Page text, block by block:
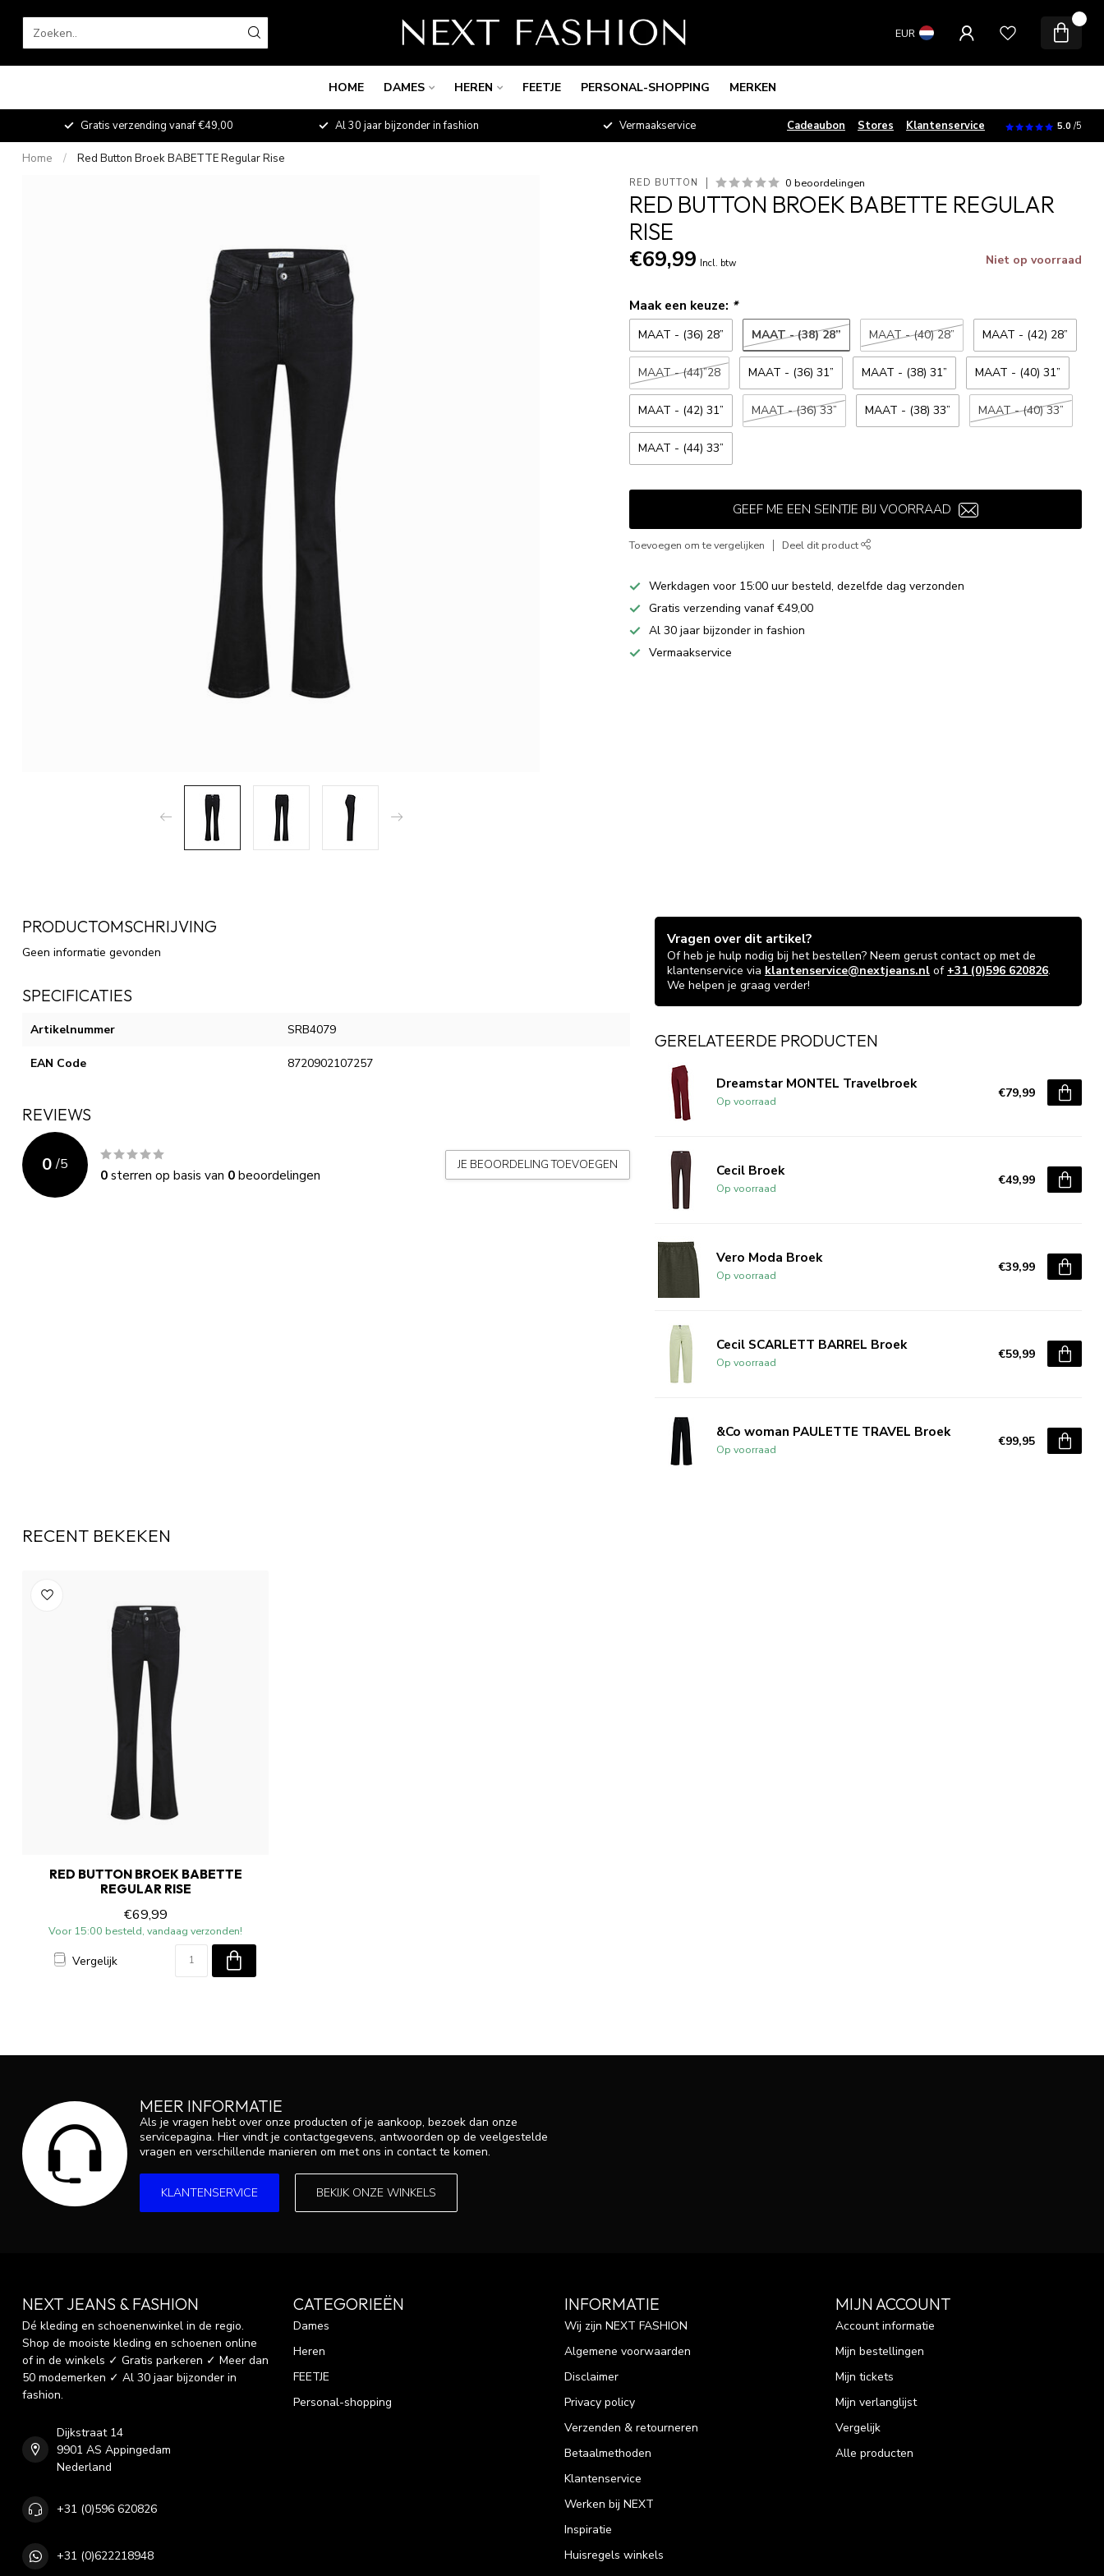
EUR
HOME DAMES HEREN FEETJE PERSONAL-SHOPPING MERKEN
Gratis verzending vanaf €49,00 Al 30 jaar bijzonder in fashion Vermaakservice Cadeaubon Stores Klantenservice 5.0 /5
Home / Red Button Broek BABETTE Regular Rise
RED BUTTON 0 beoordelingen
RED BUTTON BROEK BABETTE REGULAR
RISE
€69,99 Incl. btw Niet op voorraad
Maak een keuze: *
MAAT - (36) 28” MAAT - (38) 28” MAAT - (40) 28” MAAT - (42) 28”
MAAT - (44)”28 MAAT - (36) 31” MAAT - (38) 31” MAAT - (40) 31”
MAAT - (42) 31” MAAT - (36) 33” MAAT - (38) 33” MAAT - (40) 33”
MAAT - (44) 33”
GEEF ME EEN SEINTJE BIJ VOORRAAD
Toevoegen om te vergelijken Deel dit product
Werkdagen voor 15:00 uur besteld, dezelfde dag verzonden
Gratis verzending vanaf €49,00
Al 30 jaar bijzonder in fashion
Vermaakservice
PRODUCTOMSCHRIJVING
Geen informatie gevonden
SPECIFICATIES
Artikelnummer SRB4079
EAN Code 8720902107257
REVIEWS
0 /5
0sterren op basis van 0beoordelingen
JE BEOORDELING TOEVOEGEN
Vragen over dit artikel?
Of heb je hulp nodig bij het bestellen? Neem gerust contact op met de
klantenservice via klantenservice@nextjeans.nl of +31 (0)596 620826.
We helpen je graag verder!
GERELATEERDE PRODUCTEN
Dreamstar MONTEL Travelbroek
Op voorraad
€79,99
Cecil Broek
Op voorraad
€49,99
Vero Moda Broek
Op voorraad
€39,99
Cecil SCARLETT BARREL Broek
Op voorraad
€59,99
&Co woman PAULETTE TRAVEL Broek
Op voorraad
€99,95
RECENT BEKEKEN
RED BUTTON BROEK BABETTE
REGULAR RISE
€69,99
Voor 15:00 besteld, vandaag verzonden!
Vergelijk
MEER INFORMATIE
Als je vragen hebt over onze producten of je aankoop, bezoek dan onze
servicepagina. Hier vindt je contactgegevens, antwoorden op de veelgestelde
vragen en verschillende manieren om met ons in contact te komen.
KLANTENSERVICE BEKIJK ONZE WINKELS
NEXT JEANS & FASHION
Dé kleding en schoenenwinkel in de regio.
Shop de mooiste kleding en schoenen online
of in de winkels ✓ Gratis parkeren ✓ Meer dan
50 modemerken ✓ Al 30 jaar bijzonder in
fashion.
Dijkstraat 14
9901 AS Appingedam
Nederland
+31 (0)596 620826
+31 (0)622218948
CATEGORIEËN
Dames
Heren
FEETJE
Personal-shopping
INFORMATIE
Wij zijn NEXT FASHION
Algemene voorwaarden
Disclaimer
Privacy policy
Verzenden & retourneren
Betaalmethoden
Klantenservice
Werken bij NEXT
Inspiratie
Huisregels winkels
MIJN ACCOUNT
Account informatie
Mijn bestellingen
Mijn tickets
Mijn verlanglijst
Vergelijk
Alle producten